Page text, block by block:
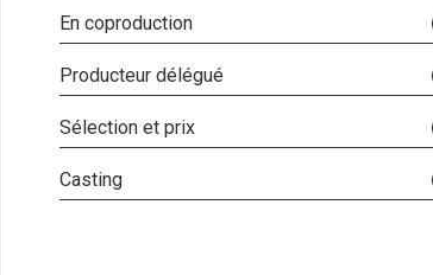
En coproduction
Producteur délégué
Sélection et prix
Casting